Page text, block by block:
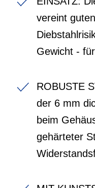
vereint
Gewicht -
ROBUSTE
der 6 mm
beim
gehärteter